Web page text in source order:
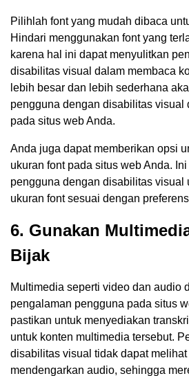
Pilihlah font yang mudah dibaca
Hindari menggunakan font yang
karena hal ini dapat menyulitkan
disabilitas visual dalam membaca
lebih besar dan lebih sederhana
pengguna dengan disabilitas visual
pada situs web Anda.
Anda juga dapat memberikan opsi
ukuran font pada situs web Anda.
pengguna dengan disabilitas visual
ukuran font sesuai dengan
6. Gunakan
Bijak
Multimedia seperti video dan audio
pengalaman pengguna pada situs
pastikan untuk menyediakan
untuk konten multimedia tersebut.
disabilitas visual tidak dapat melihat
mendengarkan audio, sehingga